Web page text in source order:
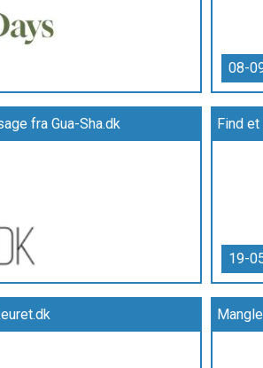
08-
fra Gua-Sha.dk Find
19-